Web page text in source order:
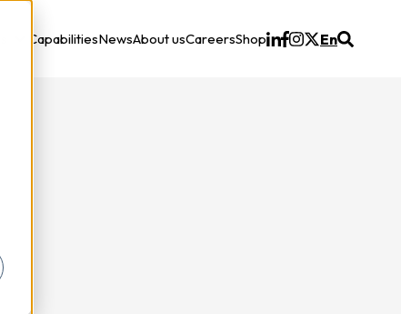
Solutions
CapabilitiesNewsAbout usCareersShop En